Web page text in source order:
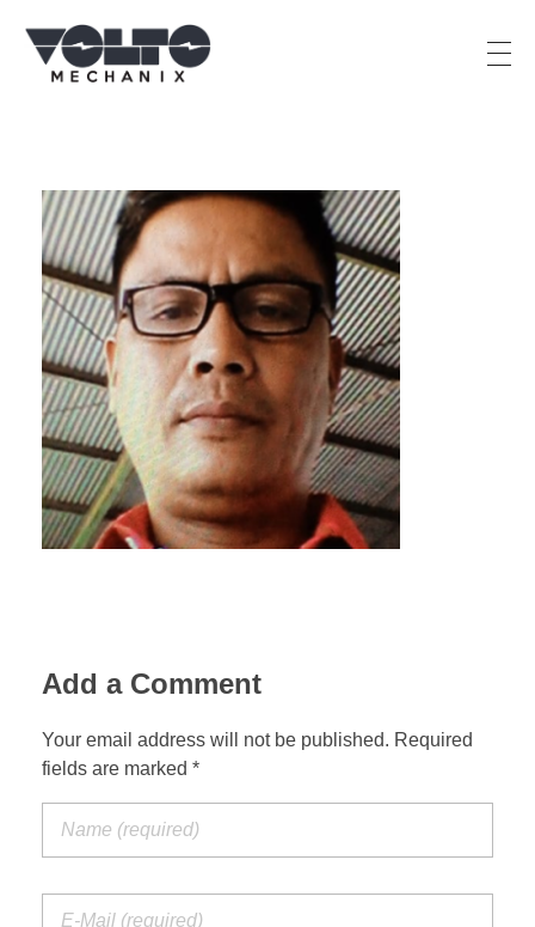
Add a Comment
Your email address will not be published. Required
fields are marked *